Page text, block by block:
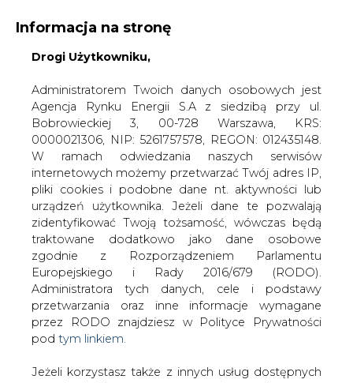
KONTAKT:
WYDAWCA PORTALU:
WYSOKI KONTRAST WIELKOŚĆ TEKSTU A A
ZALOGUJ SIĘ
WŁĄCZ CIRE.TV
Informacja na stronę
Drogi Użytkowniku,
Administratorem Twoich danych osobowych jest
Agencja Rynku Energii S.A z siedzibą przy ul.
Bobrowieckiej 3, 00-728 Warszawa, KRS:
0000021306, NIP: 5261757578, REGON: 012435148.
W ramach odwiedzania naszych serwisów
internetowych możemy przetwarzać Twój adres IP,
pliki cookies i podobne dane nt. aktywności lub
urządzeń użytkownika. Jeżeli dane te pozwalają
zidentyfikować Twoją tożsamość, wówczas będą
traktowane dodatkowo jako dane osobowe
zgodnie z Rozporządzeniem Parlamentu
Europejskiego i Rady 2016/679 (RODO).
Administratora tych danych, cele i podstawy
przetwarzania oraz inne informacje wymagane
przez RODO znajdziesz w Polityce Prywatności
pod tym linkiem.
Jeżeli korzystasz także z innych usług dostępnych